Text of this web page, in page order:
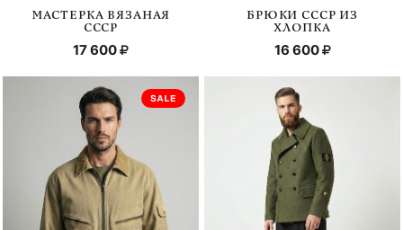
МАСТЕРКА ВЯЗАНАЯ
СССР
17 600
БРЮКИ СССР ИЗ
ХЛОПКА
16 600